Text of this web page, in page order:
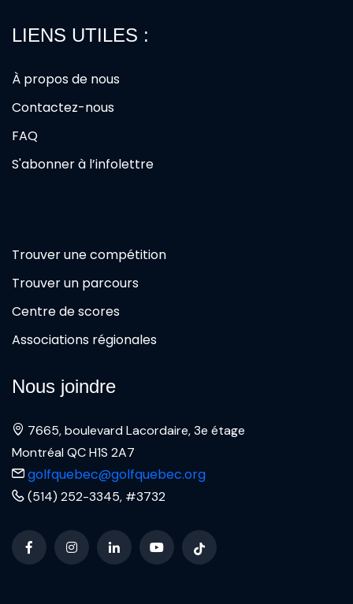
LIENS UTILES :
À propos de nous
Contactez-nous
FAQ
S'abonner à l’infolettre
Trouver une compétition
Trouver un parcours
Centre de scores
Associations régionales
Nous joindre
7665, boulevard Lacordaire, 3e étage
Montréal QC H1S 2A7
golfquebec@golfquebec.org
(514) 252-3345, #3732